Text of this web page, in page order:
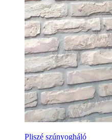
Pliszé szúnyogháló